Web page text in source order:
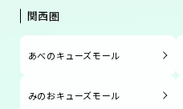
関西圏
あべのキューズモール
みのおキューズモール